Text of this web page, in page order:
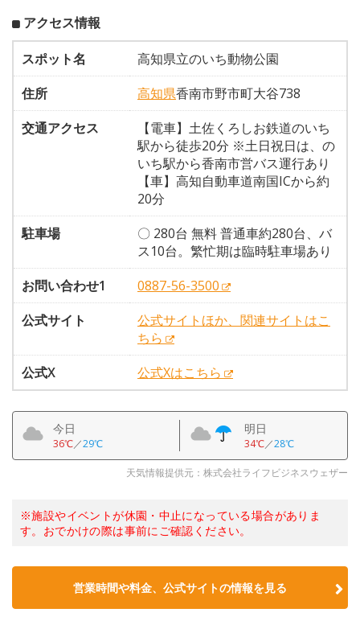
アクセス情報
スポット名
高知県立のいち動物公園
住所
高知県香南市野市町大谷738
交通アクセス
【電車】土佐くろしお鉄道のいち
駅から徒歩20分 ※土日祝日は、の
いち駅から香南市営バス運行あり
【車】高知自動車道南国ICから約
20分
駐車場
〇 280台 無料 普通車約280台、バ
ス10台。繁忙期は臨時駐車場あり
お問い合わせ1
0887-56-3500
公式サイト
公式サイトほか、関連サイトはこ
ちら
公式X
公式Xはこちら
今日
36℃／29℃
明日
34℃／28℃
天気情報提供元：株式会社ライフビジネスウェザー
※施設やイベントが休園・中止になっている場合がありま
す。おでかけの際は事前にご確認ください。
営業時間や料金、公式サイトの情報を見る